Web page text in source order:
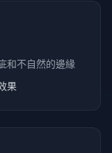
和不自然的邊緣
果